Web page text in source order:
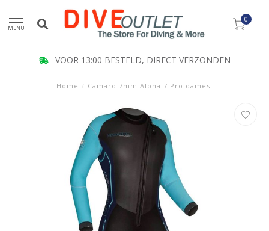
MENU
0
VOOR 13:00 BESTELD, DIRECT VERZONDEN
Home / Camaro 7mm Alpha 7 Pro dames